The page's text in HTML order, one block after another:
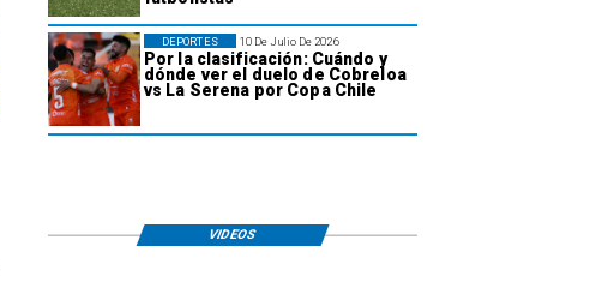
10 De Julio De 2026
Por la clasificación: Cuándo y
dónde ver el duelo de Cobreloa
vs La Serena por Copa Chile
DEPORTES
VIDEOS